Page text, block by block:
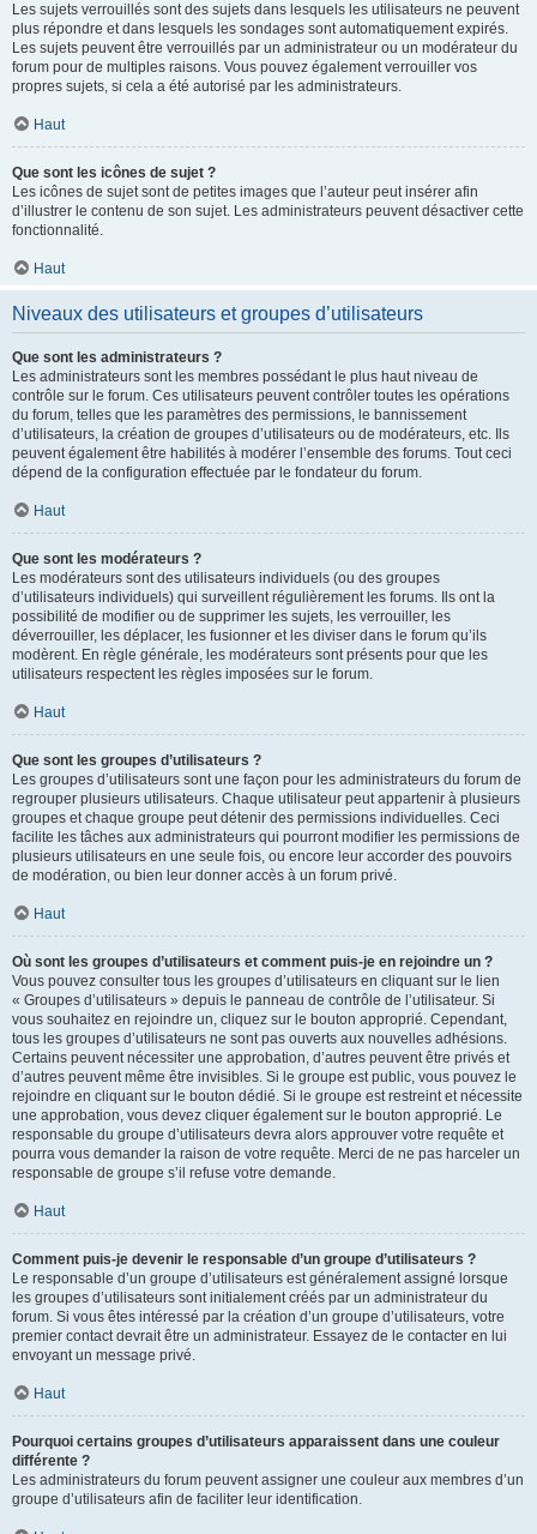
Les sujets verrouillés sont des sujets dans lesquels les utilisateurs ne peuvent
plus répondre et dans lesquels les sondages sont automatiquement expirés.
Les sujets peuvent être verrouillés par un administrateur ou un modérateur du
forum pour de multiples raisons. Vous pouvez également verrouiller vos
propres sujets, si cela a été autorisé par les administrateurs.
Haut
Que sont les icônes de sujet ?
Les icônes de sujet sont de petites images que l’auteur peut insérer afin
d’illustrer le contenu de son sujet. Les administrateurs peuvent désactiver cette
fonctionnalité.
Haut
Niveaux des utilisateurs et groupes d’utilisateurs
Que sont les administrateurs ?
Les administrateurs sont les membres possédant le plus haut niveau de
contrôle sur le forum. Ces utilisateurs peuvent contrôler toutes les opérations
du forum, telles que les paramètres des permissions, le bannissement
d’utilisateurs, la création de groupes d’utilisateurs ou de modérateurs, etc. Ils
peuvent également être habilités à modérer l’ensemble des forums. Tout ceci
dépend de la configuration effectuée par le fondateur du forum.
Haut
Que sont les modérateurs ?
Les modérateurs sont des utilisateurs individuels (ou des groupes
d’utilisateurs individuels) qui surveillent régulièrement les forums. Ils ont la
possibilité de modifier ou de supprimer les sujets, les verrouiller, les
déverrouiller, les déplacer, les fusionner et les diviser dans le forum qu’ils
modèrent. En règle générale, les modérateurs sont présents pour que les
utilisateurs respectent les règles imposées sur le forum.
Haut
Que sont les groupes d’utilisateurs ?
Les groupes d’utilisateurs sont une façon pour les administrateurs du forum de
regrouper plusieurs utilisateurs. Chaque utilisateur peut appartenir à plusieurs
groupes et chaque groupe peut détenir des permissions individuelles. Ceci
facilite les tâches aux administrateurs qui pourront modifier les permissions de
plusieurs utilisateurs en une seule fois, ou encore leur accorder des pouvoirs
de modération, ou bien leur donner accès à un forum privé.
Haut
Où sont les groupes d’utilisateurs et comment puis-je en rejoindre un ?
Vous pouvez consulter tous les groupes d’utilisateurs en cliquant sur le lien
« Groupes d’utilisateurs » depuis le panneau de contrôle de l’utilisateur. Si
vous souhaitez en rejoindre un, cliquez sur le bouton approprié. Cependant,
tous les groupes d’utilisateurs ne sont pas ouverts aux nouvelles adhésions.
Certains peuvent nécessiter une approbation, d’autres peuvent être privés et
d’autres peuvent même être invisibles. Si le groupe est public, vous pouvez le
rejoindre en cliquant sur le bouton dédié. Si le groupe est restreint et nécessite
une approbation, vous devez cliquer également sur le bouton approprié. Le
responsable du groupe d’utilisateurs devra alors approuver votre requête et
pourra vous demander la raison de votre requête. Merci de ne pas harceler un
responsable de groupe s’il refuse votre demande.
Haut
Comment puis-je devenir le responsable d’un groupe d’utilisateurs ?
Le responsable d’un groupe d’utilisateurs est généralement assigné lorsque
les groupes d’utilisateurs sont initialement créés par un administrateur du
forum. Si vous êtes intéressé par la création d’un groupe d’utilisateurs, votre
premier contact devrait être un administrateur. Essayez de le contacter en lui
envoyant un message privé.
Haut
Pourquoi certains groupes d’utilisateurs apparaissent dans une couleur
différente ?
Les administrateurs du forum peuvent assigner une couleur aux membres d’un
groupe d’utilisateurs afin de faciliter leur identification.